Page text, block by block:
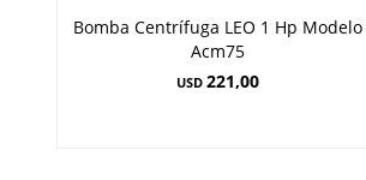
Bomba Centrífuga LEO 1 Hp Modelo
Acm75
USD 221,00